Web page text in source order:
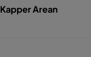
Kapper Arean